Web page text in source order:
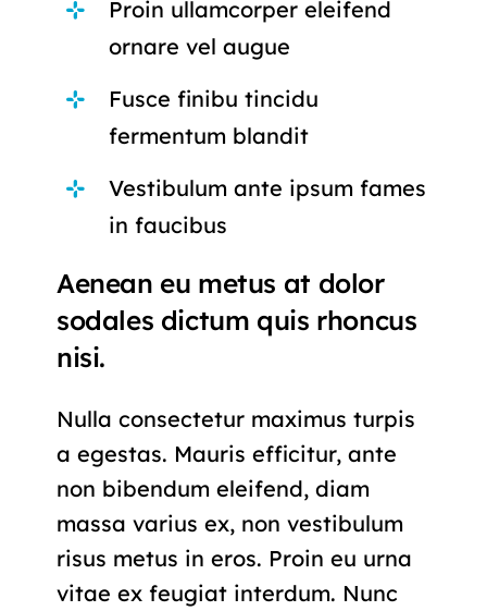
Proin ullamcorper eleifend
ornare vel augue
Fusce finibu tincidu
fermentum blandit
Vestibulum ante ipsum fames
in faucibus
Aenean eu metus at dolor
sodales dictum quis rhoncus
nisi.
Nulla consectetur maximus turpis
a egestas. Mauris efficitur, ante
non bibendum eleifend, diam
massa varius ex, non vestibulum
risus metus in eros. Proin eu urna
vitae ex feugiat interdum. Nunc